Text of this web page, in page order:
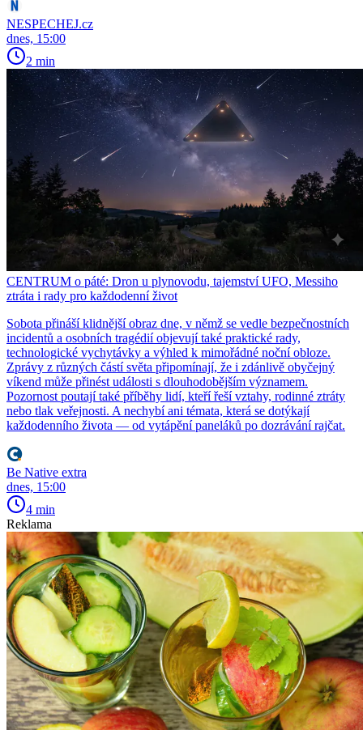
NESPECHEJ.cz
dnes, 15:00
2 min
CENTRUM o páté: Dron u plynovodu, tajemství UFO, Messiho
ztráta i rady pro každodenní život
Sobota přináší klidnější obraz dne, v němž se vedle bezpečnostních
incidentů a osobních tragédií objevují také praktické rady,
technologické vychytávky a výhled k mimořádné noční obloze.
Zprávy z různých částí světa připomínají, že i zdánlivě obyčejný
víkend může přinést události s dlouhodobějším významem.
Pozornost poutají také příběhy lidí, kteří řeší vztahy, rodinné ztráty
nebo tlak veřejnosti. A nechybí ani témata, která se dotýkají
každodenního života — od vytápění paneláků po dozrávání rajčat.
Be Native extra
dnes, 15:00
4 min
Reklama